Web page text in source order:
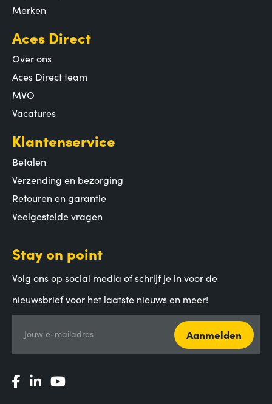
Merken
Aces Direct
Over ons
Aces Direct team
MVO
Vacatures
Klantenservice
Betalen
Verzending en bezorging
Retouren en garantie
Veelgestelde vragen
Stay on point
Volg ons op social media of schrijf je in voor de
nieuwsbrief voor het laatste nieuws en meer!
Jouw e-mailadres Aanmelden